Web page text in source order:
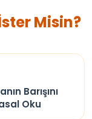
Misin?
Barışını
Oku